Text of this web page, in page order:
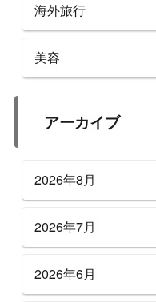
海外旅行
美容
アーカイブ
2026年8月
2026年7月
2026年6月